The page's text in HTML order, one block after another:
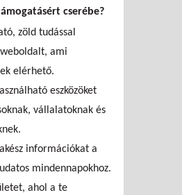
cserébe?
zöld tudással
ami
elérhető.
eszközöket
vállalatoknak és
információkat a
mindennapokhoz.
ahol a te